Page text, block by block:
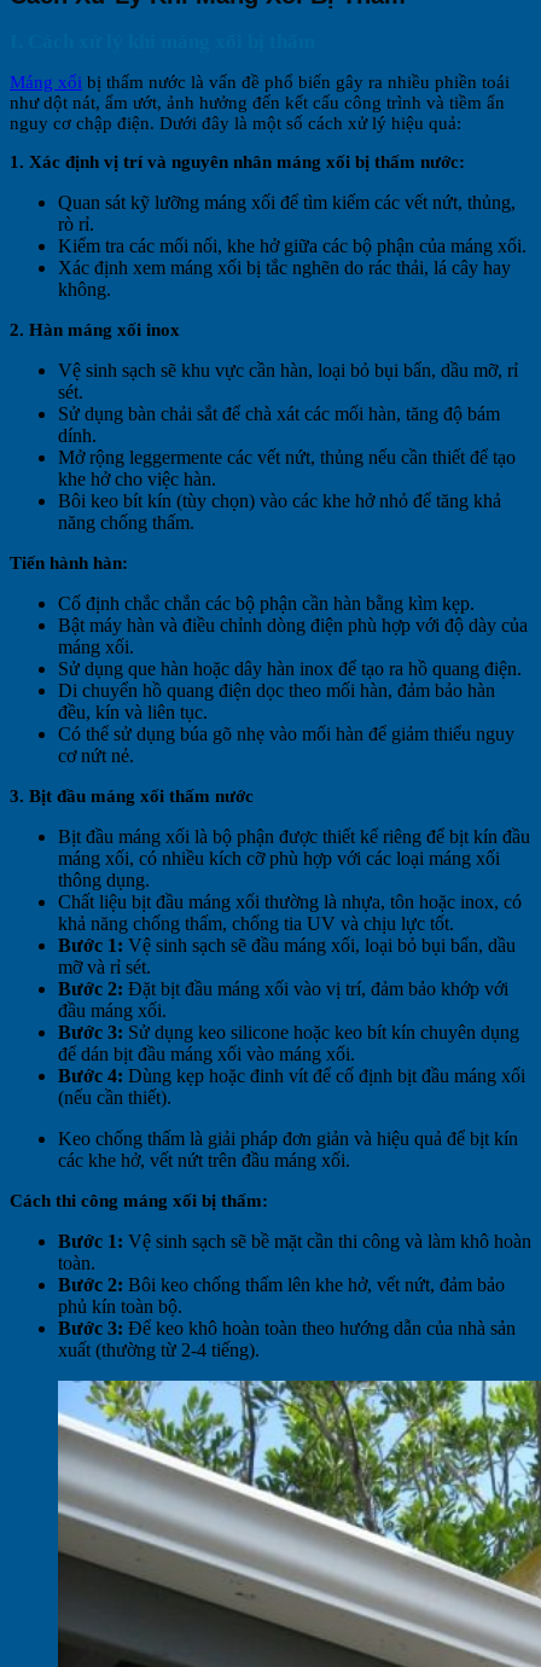
Máng xối bị thấm nước là vấn đề phổ biến gây ra nhiều phiền toái
như dột nát, ẩm ướt, ảnh hưởng đến kết cấu công trình và tiềm ẩn
nguy cơ chập điện. Dưới đây là một số cách xử lý hiệu quả:
1. Xác định vị trí và nguyên nhân máng xối bị thấm nước:
Quan sát kỹ lưỡng máng xối để tìm kiếm các vết nứt, thủng,
rò rỉ.
Kiểm tra các mối nối, khe hở giữa các bộ phận của máng xối.
Xác định xem máng xối bị tắc nghẽn do rác thải, lá cây hay
không.
2. Hàn máng xối inox
Vệ sinh sạch sẽ khu vực cần hàn, loại bỏ bụi bẩn, dầu mỡ, rỉ
sét.
Sử dụng bàn chải sắt để chà xát các mối hàn, tăng độ bám
dính.
Mở rộng leggermente các vết nứt, thủng nếu cần thiết để tạo
khe hở cho việc hàn.
Bôi keo bít kín (tùy chọn) vào các khe hở nhỏ để tăng khả
năng chống thấm.
Tiến hành hàn:
Cố định chắc chắn các bộ phận cần hàn bằng kìm kẹp.
Bật máy hàn và điều chỉnh dòng điện phù hợp với độ dày của
máng xối.
Sử dụng que hàn hoặc dây hàn inox để tạo ra hồ quang điện.
Di chuyển hồ quang điện dọc theo mối hàn, đảm bảo hàn
đều, kín và liên tục.
Có thể sử dụng búa gõ nhẹ vào mối hàn để giảm thiểu nguy
cơ nứt nẻ.
3. Bịt đầu máng xối thấm nước
Bịt đầu máng xối là bộ phận được thiết kế riêng để bịt kín đầu
máng xối, có nhiều kích cỡ phù hợp với các loại máng xối
thông dụng.
Chất liệu bịt đầu máng xối thường là nhựa, tôn hoặc inox, có
khả năng chống thấm, chống tia UV và chịu lực tốt.
Bước 1: Vệ sinh sạch sẽ đầu máng xối, loại bỏ bụi bẩn, dầu
mỡ và rỉ sét.
Bước 2: Đặt bịt đầu máng xối vào vị trí, đảm bảo khớp với
đầu máng xối.
Bước 3: Sử dụng keo silicone hoặc keo bít kín chuyên dụng
để dán bịt đầu máng xối vào máng xối.
Bước 4: Dùng kẹp hoặc đinh vít để cố định bịt đầu máng xối
(nếu cần thiết).
Keo chống thấm là giải pháp đơn giản và hiệu quả để bịt kín
các khe hở, vết nứt trên đầu máng xối.
Cách thi công máng xối bị thấm:
Bước 1: Vệ sinh sạch sẽ bề mặt cần thi công và làm khô hoàn
toàn.
Bước 2: Bôi keo chống thấm lên khe hở, vết nứt, đảm bảo
phủ kín toàn bộ.
Bước 3: Để keo khô hoàn toàn theo hướng dẫn của nhà sản
xuất (thường từ 2-4 tiếng).